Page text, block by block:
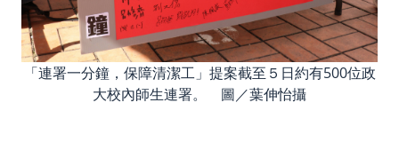
「連署一分鐘，保障清潔工」提案截至５日約有500位政
大校內師生連署。 圖／葉伸怡攝